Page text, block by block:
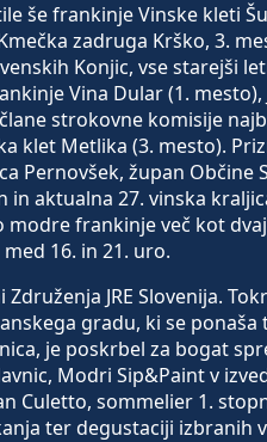
še frankinje Vinske kleti
zadruga Krško, 3.
Konjic, vse starejši
Vina Dular (1.
strokovne komisije
klet Metlika (3. mesto).
Pernovšek, župan Občine
aktualna 27. vinska
frankinje več kot
16. in 21. uro.
JRE Slovenija.
gradu, ki se
je poskrbel za bogat
Modri Sip&Paint v
Culetto, sommelier 1.
ter degustaciji izbranih